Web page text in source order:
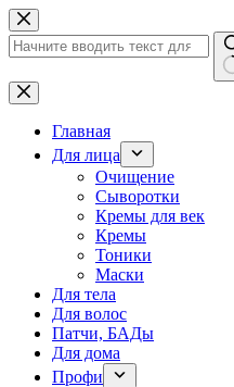
Перейти
к
сути
Ничего
не
найденоГлавная
Для лица
Очищение
Сыворотки
Кремы для век
Кремы
Тоники
Маски
Для тела
Для волос
Патчи, БАДы
Для дома
Профи